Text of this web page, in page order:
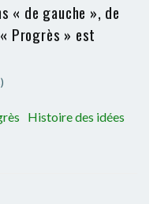
« de gauche », de
Progrès » est
Histoire des idées